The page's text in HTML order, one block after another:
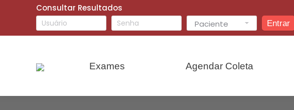
Consultar Resultados
Entrar
Exames Agendar Coleta